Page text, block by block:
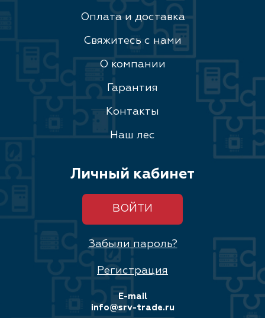
Оплата и доставка
Свяжитесь с нами
О компании
Гарантия
Контакты
Наш лес
Личный кабинет
ВОЙТИ
Забыли пароль?
Регистрация
E-mail
info@srv-trade.ru